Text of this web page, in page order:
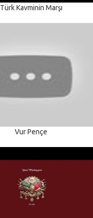
Türk Kavminin Marşı
Vur Pençe